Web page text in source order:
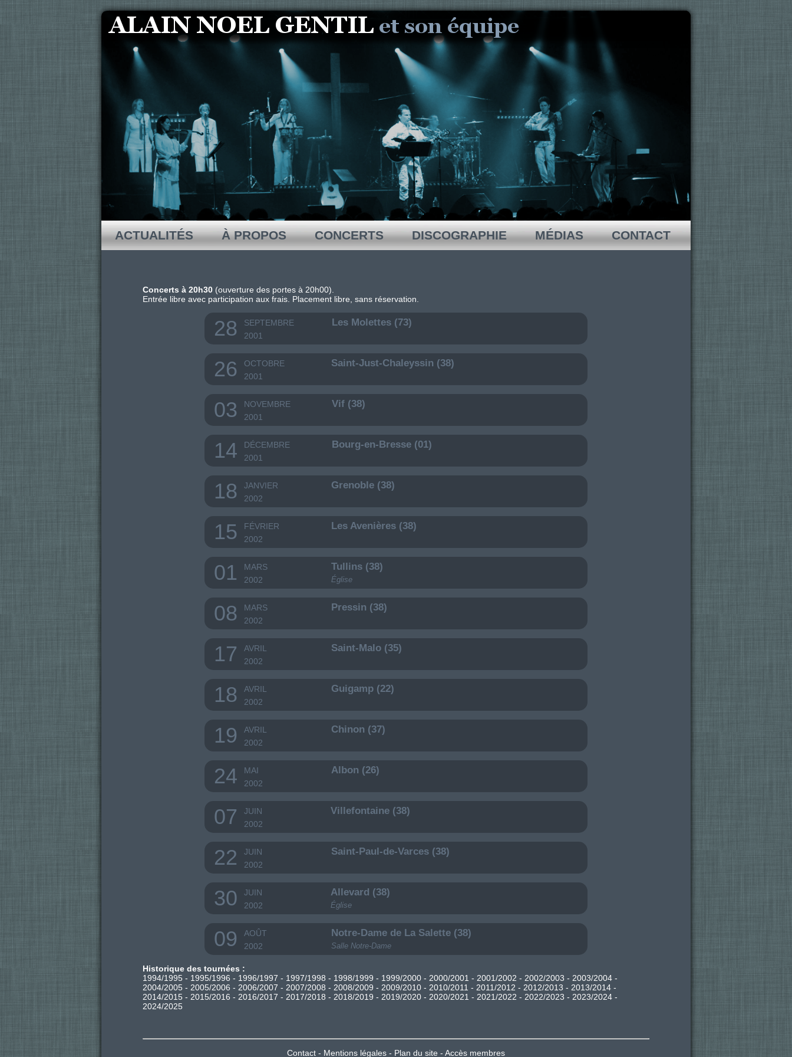
CONTACT
MÉDIAS
DISCOGRAPHIE
CONCERTS
À PROPOS
ACTUALITÉS
Concerts à 20h30 (ouverture des portes à 20h00).
Entrée libre avec participation aux frais. Placement libre, sans réservation.
28 SEPTEMBRE Les Molettes (73)
2001
26 OCTOBRE Saint-Just-Chaleyssin (38)
2001
03 NOVEMBRE Vif (38)
2001
14 DÉCEMBRE Bourg-en-Bresse (01)
2001
18 JANVIER Grenoble (38)
2002
15 FÉVRIER Les Avenières (38)
2002
01 MARS Tullins (38)
2002 Église
08 MARS Pressin (38)
2002
17 AVRIL Saint-Malo (35)
2002
18 AVRIL Guigamp (22)
2002
19 AVRIL Chinon (37)
2002
24 MAI Albon (26)
2002
07 JUIN Villefontaine (38)
2002
22 JUIN Saint-Paul-de-Varces (38)
2002
30 JUIN Allevard (38)
2002 Église
09 AOÛT Notre-Dame de La Salette (38)
2002 Salle Notre-Dame
Historique des tournées :
1994/1995 - 1995/1996 - 1996/1997 - 1997/1998 - 1998/1999 - 1999/2000 - 2000/2001 - 2001/2002 - 2002/2003 - 2003/2004 -
2004/2005 - 2005/2006 - 2006/2007 - 2007/2008 - 2008/2009 - 2009/2010 - 2010/2011 - 2011/2012 - 2012/2013 - 2013/2014 -
2014/2015 - 2015/2016 - 2016/2017 - 2017/2018 - 2018/2019 - 2019/2020 - 2020/2021 - 2021/2022 - 2022/2023 - 2023/2024 -
2024/2025
Contact - Mentions légales - Plan du site - Accès membres